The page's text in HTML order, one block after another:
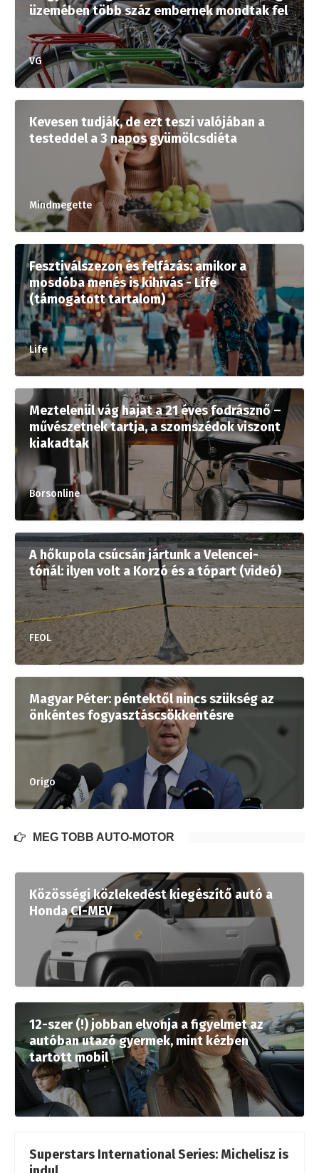
üzemében több száz embernek mondtak fel
VG
Kevesen tudják, de ezt teszi valójában a
testeddel a 3 napos gyümölcsdiéta
Mindmegette
Fesztiválszezon és felfázás: amikor a
mosdóba menés is kihívás - Life
(támogatott tartalom)
Life
Meztelenül vág hajat a 21 éves fodrásznő –
művészetnek tartja, a szomszédok viszont
kiakadtak
Borsonline
A hőkupola csúcsán jártunk a Velencei-
tónál: ilyen volt a Korzó és a tópart (videó)
FEOL
Magyar Péter: péntektől nincs szükség az
önkéntes fogyasztáscsökkentésre
Origo
MÉG TÖBB AUTÓ-MOTOR
Közösségi közlekedést kiegészítő autó a
Honda CI-MEV
12-szer (!) jobban elvonja a figyelmet az
autóban utazó gyermek, mint kézben
tartott mobil
Superstars International Series: Michelisz is